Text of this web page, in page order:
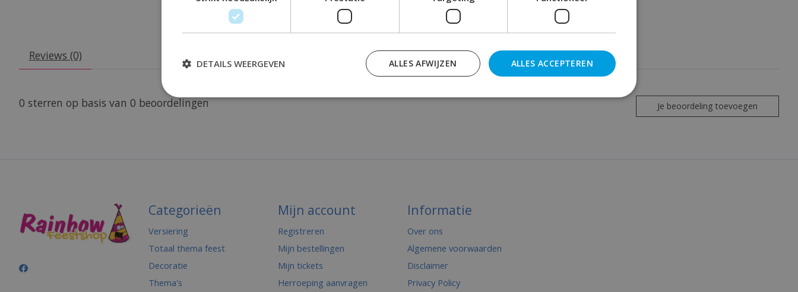
Reviews (0)
0 sterren op basis van 0 beoordelingen Je beoordeling toevoegen
Categorieën
Versiering
Totaal thema feest
Decoratie
Thema's
Mijn account
Registreren
Mijn bestellingen
Mijn tickets
Herroeping aanvragen
Informatie
Over ons
Algemene voorwaarden
Disclaimer
Privacy Policy
ALLES ACCEPTEREN
ALLES AFWIJZEN
DETAILS WEERGEVEN